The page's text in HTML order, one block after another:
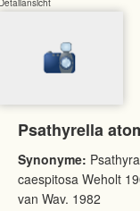
Psathyrella
Synonyme:
caespitosa Weholt
van Wav. 1982